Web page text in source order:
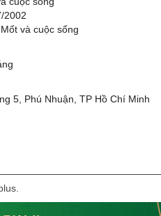
2002
và cuộc sống
5, Phú Nhuận, TP Hồ Chí Minh